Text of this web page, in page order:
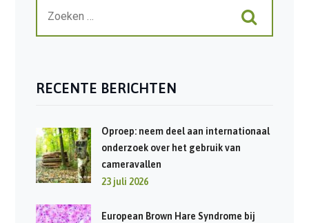
RECENTE BERICHTEN
Oproep: neem deel aan internationaal
onderzoek over het gebruik van
cameravallen
23 juli 2026
European Brown Hare Syndrome bij